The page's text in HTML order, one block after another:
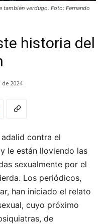
también verdugo. Foto: Fernando
historia del
2024
contra el
le están lloviendo las
sexualmente por el
Los periódicos,
han iniciado el relato
cuyo próximo
de